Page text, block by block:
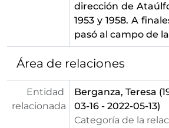
dirección de
1953 y 1958. A
pasó al campo de la
Área de relaciones
Entidad
relacionada
Berganza, Teresa
03-16 - 2022-05-13)
Categoría de la